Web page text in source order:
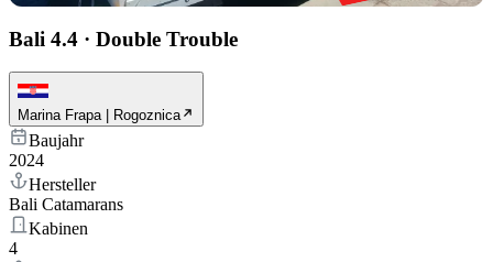
Bali 4.4 · Double Trouble
Marina Frapa | Rogoznica
Baujahr
2024
Hersteller
Bali Catamarans
Kabinen
4